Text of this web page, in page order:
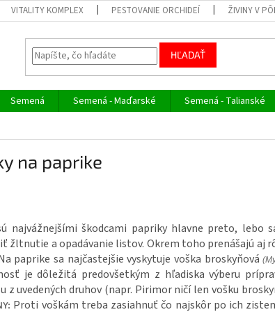
VITALITY KOMPLEX PESTOVANIE ORCHIDEÍ ŽIVINY V
HĽADAŤ
Semená Semená - Maďarské Semená - Talianské
na paprike
najvážnejšími škodcami papriky hlavne preto,
žltnutie a opadávanie listov. Okrem toho prenášajú aj
paprike sa najčastejšie vyskytuje voška broskyňová
je dôležitá predovšetkým z hľadiska výberu
z uvedených druhov (napr. Pirimor ničí len vošku
Proti voškám treba zasiahnuť čo najskôr po ich